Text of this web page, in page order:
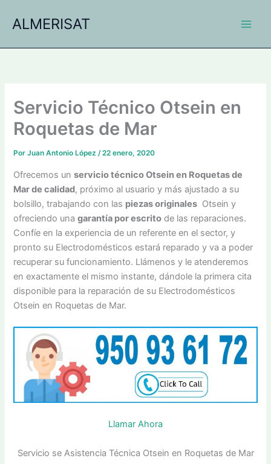
ALMERISAT
Servicio Técnico Otsein en
Roquetas de Mar
PorJuan Antonio López/22 enero, 2020
Ofrecemos unservicio técnico Otsein en Roquetas de
Mar de calidad, próximo al usuario y más ajustado a su
bolsillo, trabajando con las piezas originales Otsein y
ofreciendo unagarantía por escrito de las reparaciones.
Confíe en la experiencia de un referente en el sector, y
pronto su Electrodomésticos estará reparado y va a poder
recuperar su funcionamiento. Llámenos y le atenderemos
en exactamente el mismo instante, dándole la primera cita
disponible para la reparación de su Electrodomésticos
Otsein en Roquetas de Mar.
Llamar Ahora
Servicio se Asistencia Técnica Otsein en Roquetas de Mar